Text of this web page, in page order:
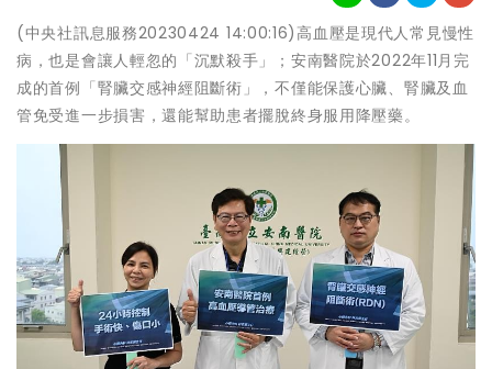
(中央社訊息服務20230424 14:00:16)高血壓是現代人常見慢性
病，也是會讓人輕忽的「沉默殺手」；安南醫院於2022年11月完
成的首例「腎臟交感神經阻斷術」，不僅能保護心臟、腎臟及血
管免受進一步損害，還能幫助患者擺脫終身服用降壓藥。